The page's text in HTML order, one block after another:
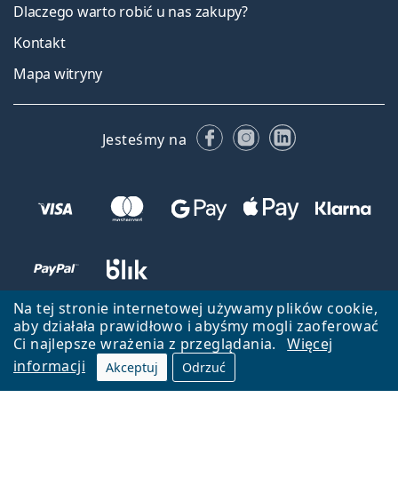
Na tej stronie internetowej używamy plików cookie,
aby działała prawidłowo i abyśmy mogli zaoferować
Ci najlepsze wrażenia z przeglądania.
Więcej
informacji
Akceptuj Odrzuć
Dlaczego warto robić u nas zakupy?
Kontakt
Mapa witryny
Jesteśmy na FacebookuInstagramie
LinkedIn
Wróć do strony głównej